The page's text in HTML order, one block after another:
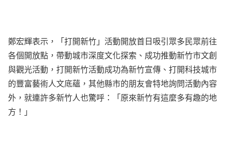
鄭宏輝表示，「打開新竹」活動開放首日吸引眾多民眾前往
各個開放點，帶動城市深度文化探索、成功推動新竹市文創
與觀光活動，打開新竹活動成功為新竹宣傳、打開科技城市
的豐富藝術人文底蘊，其他縣市的朋友會特地詢問活動內容
外，就連許多新竹人也驚呼：「原來新竹有這麼多有趣的地
方！」